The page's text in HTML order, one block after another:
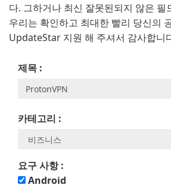
다. 그하거나 최신 잘못된되지 않은 필
우리는 확인하고 최대한 빨리 당신의
UpdateStar 지원 해 주셔서 감사합니
제목 :
카테고리 :
요구 사항 :
Android